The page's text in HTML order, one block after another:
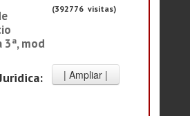
3ª, mod
(392776 visitas)